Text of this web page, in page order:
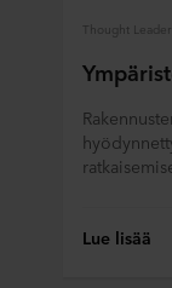
Thought
Lue lisää